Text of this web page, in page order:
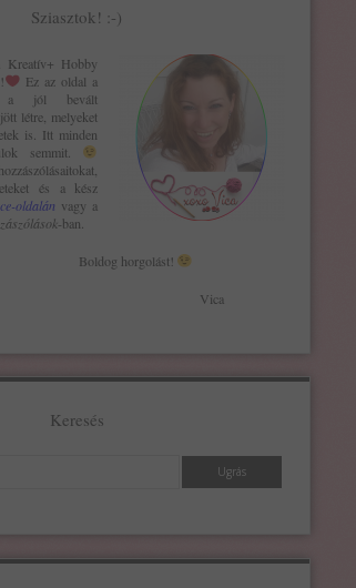
Sziasztok! :-)
Kreatív+ Hobby
Ez az oldal a
a jól bevált
létre, melyeket
is. Itt minden
semmit.
és a kész
oldalán vagy a
-ban.
horgolást!
Keresés